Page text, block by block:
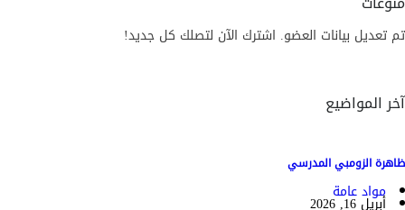
تم تعديل بيانات العضو. اشترك الآن لتصلك كل جديد!
آخر المواضيع
ظاهرة الزومبي المدرسي
مواد عامة
أبريل 16, 2026